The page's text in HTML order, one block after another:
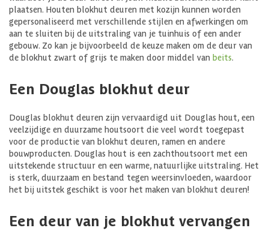
plaatsen. Houten blokhut deuren met kozijn kunnen worden
gepersonaliseerd met verschillende stijlen en afwerkingen om
aan te sluiten bij de uitstraling van je tuinhuis of een ander
gebouw. Zo kan je bijvoorbeeld de keuze maken om de deur van
de blokhut zwart of grijs te maken door middel van beits.
Een Douglas blokhut deur
Douglas blokhut deuren zijn vervaardigd uit Douglas hout, een
veelzijdige en duurzame houtsoort die veel wordt toegepast
voor de productie van blokhut deuren, ramen en andere
bouwproducten. Douglas hout is een zachthoutsoort met een
uitstekende structuur en een warme, natuurlijke uitstraling. Het
is sterk, duurzaam en bestand tegen weersinvloeden, waardoor
het bij uitstek geschikt is voor het maken van blokhut deuren!
Een deur van je blokhut vervangen